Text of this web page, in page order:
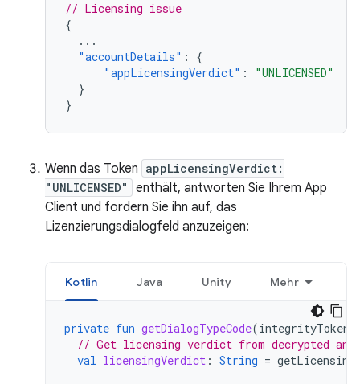
// Licensing issue
{
...
"accountDetails" :
{
"appLicensingVerdict" :
"UNLICENSED"
}
}
Wenn das Token appLicensingVerdict:
"UNLICENSED"
enthält, antworten Sie Ihrem App
Client und fordern Sie ihn auf, das
Lizenzierungsdialogfeld anzuzeigen:
Kotlin Java Unity Mehr
private fun getDialogTypeCode(integrityToken
// Get licensing verdict from decrypted
val licensingVerdict : String =